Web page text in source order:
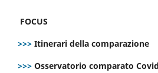
FOCUS
>>> Itinerari della comparazione
>>> Osservatorio comparato